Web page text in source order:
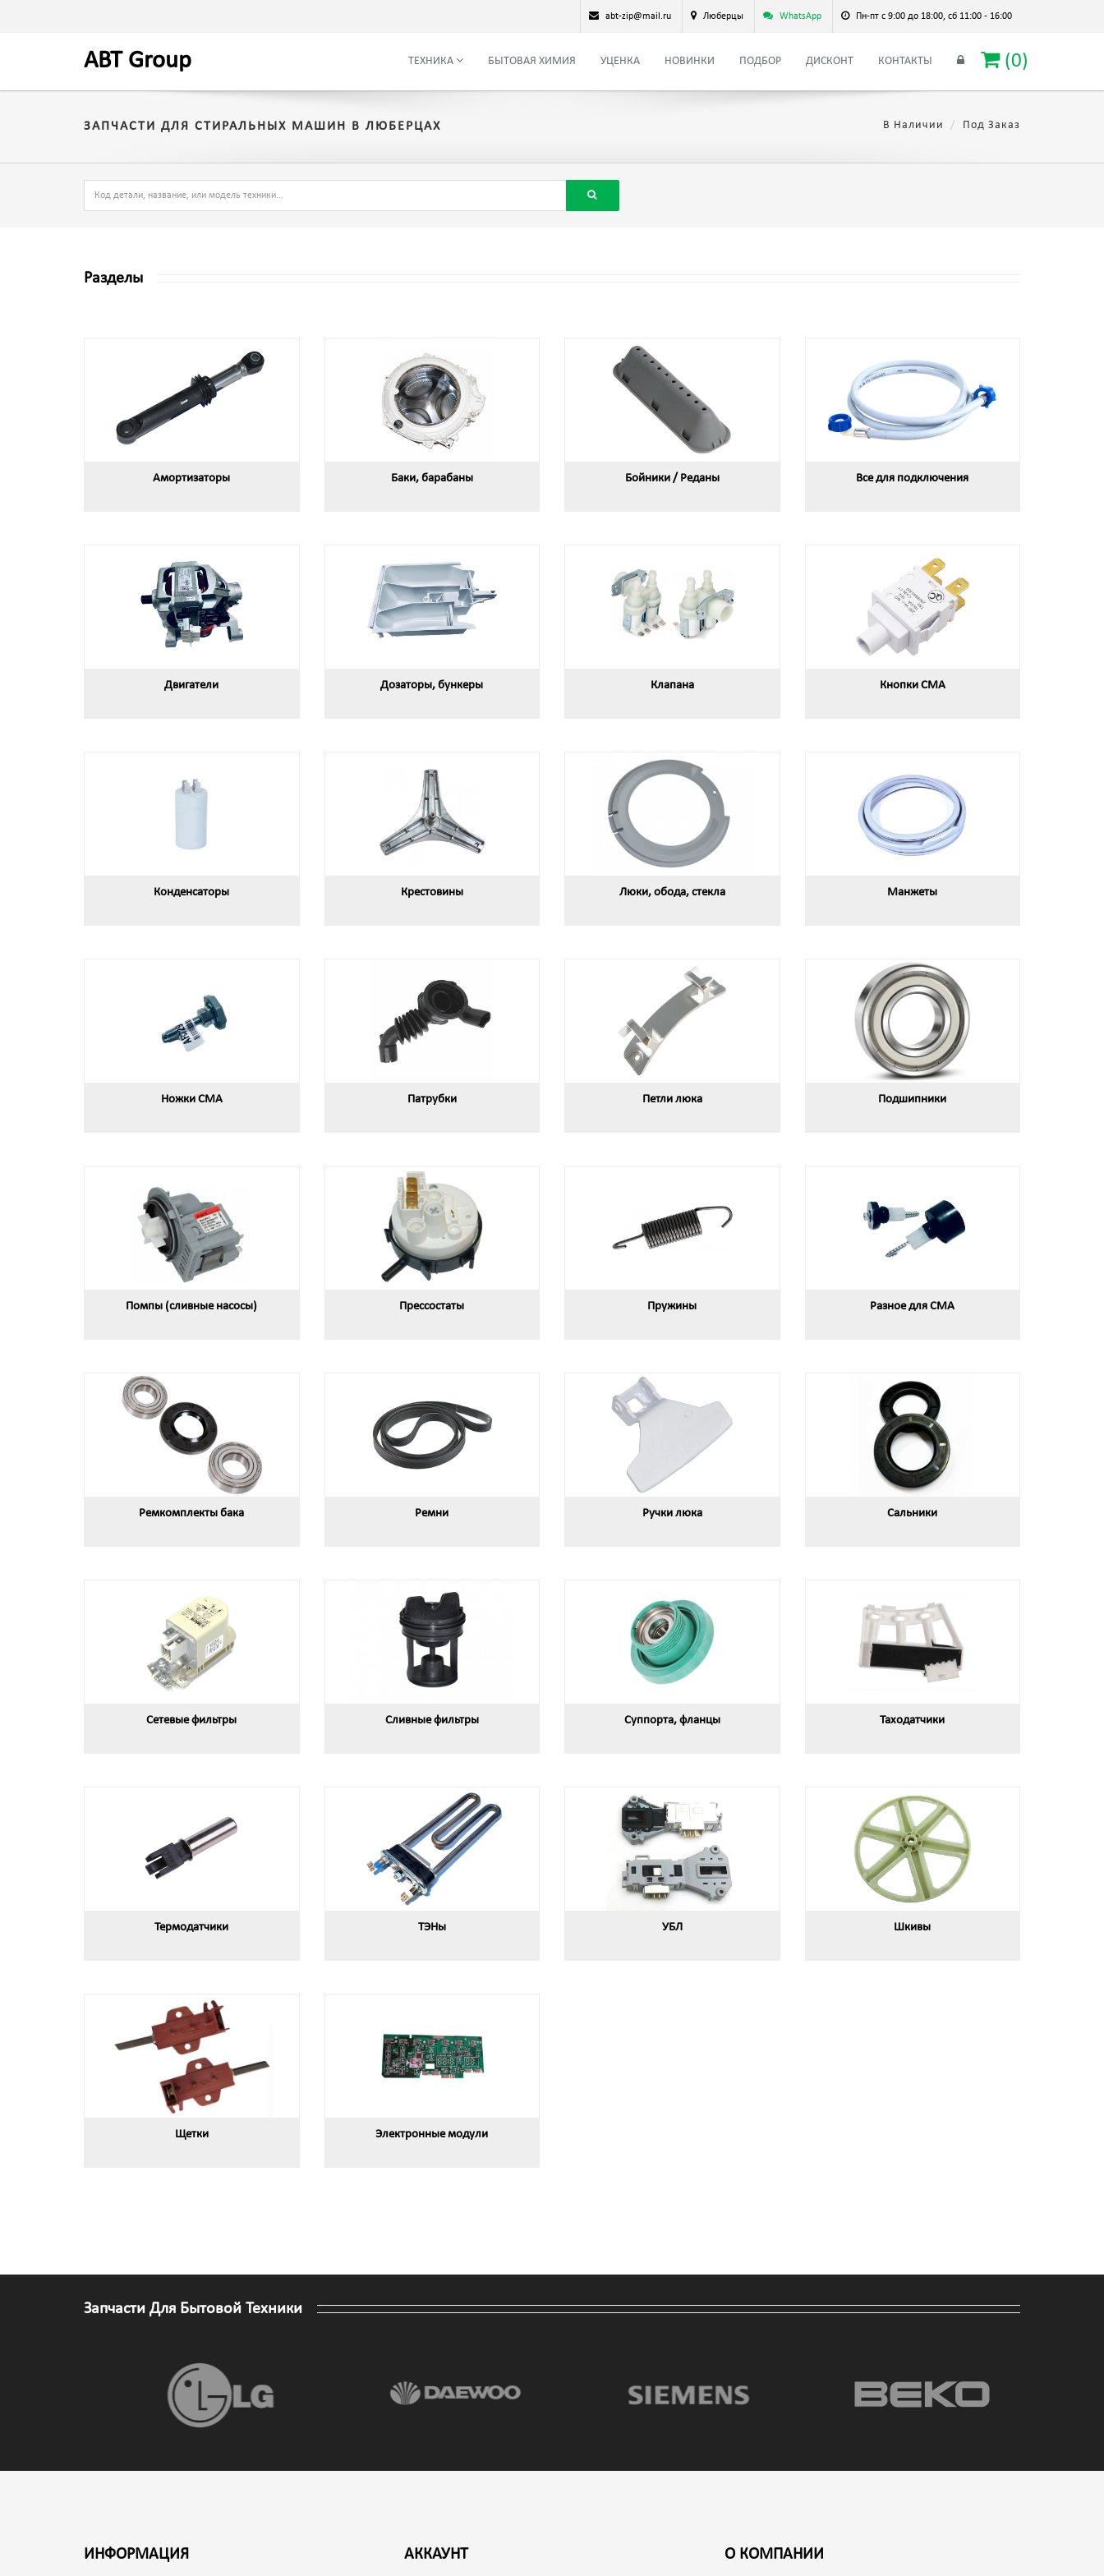
abt-zip@mail.ru Люберцы WhatsApp Пн-пт с 9:00 до 18:00, сб 11:00 - 16:00
ABT Group ТЕХНИКА БЫТОВАЯ ХИМИЯ УЦЕНКА НОВИНКИ ПОДБОР ДИСКОНТ КОНТАКТЫ (0)
ЗАПЧАСТИ ДЛЯ СТИРАЛЬНЫХ МАШИН В ЛЮБЕРЦАХ В Наличии Под Заказ
Разделы
Амортизаторы Баки, барабаны Бойники / Реданы Все для подключения
Двигатели Дозаторы, бункеры Клапана Кнопки СМА
Конденсаторы Крестовины Люки, обода, стекла Манжеты
Ножки СМА Патрубки Петли люка Подшипники
Помпы (сливные насосы) Прессостаты Пружины Разное для СМА
Ремкомплекты бака Ремни Ручки люка Сальники
Сетевые фильтры Сливные фильтры Суппорта, фланцы Таходатчики
Термодатчики ТЭНы УБЛ Шкивы
Щетки Электронные модули
Запчасти Для Бытовой Техники
ИНФОРМАЦИЯ АККАУНТ О КОМПАНИИ